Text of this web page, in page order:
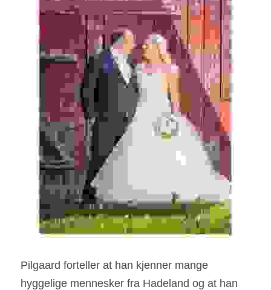
Pilgaard forteller at han kjenner mange
hyggelige mennesker fra Hadeland og at han